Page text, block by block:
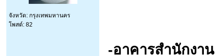
จังหวัด: กรุงเทพมหานคร
โพสต์: 82
-อาคารสำนักงาน